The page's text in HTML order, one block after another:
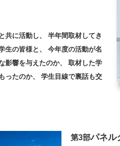
共に活動し、
半年間取材してき
生の皆様と、
今年度の活動が名
影響を与えたのか、
取材した学
ったのか、
学生目線で裏話も交
第3部パネル